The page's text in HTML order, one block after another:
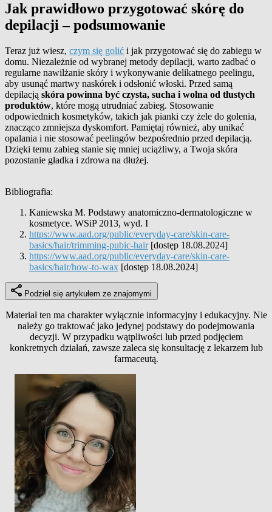
Jak prawidłowo przygotować skórę do
depilacji – podsumowanie
Teraz już wiesz, czym się golić i jak przygotować się do zabiegu w
domu. Niezależnie od wybranej metody depilacji, warto zadbać o
regularne nawilżanie skóry i wykonywanie delikatnego peelingu,
aby usunąć martwy naskórek i odsłonić włoski. Przed samą
depilacją skóra powinna być czysta, sucha i wolna od tłustych
produktów, które mogą utrudniać zabieg. Stosowanie
odpowiednich kosmetyków, takich jak pianki czy żele do golenia,
znacząco zmniejsza dyskomfort. Pamiętaj również, aby unikać
opalania i nie stosować peelingów bezpośrednio przed depilacją.
Dzięki temu zabieg stanie się mniej uciążliwy, a Twoja skóra
pozostanie gładka i zdrowa na dłużej.
Bibliografia:
Kaniewska M. Podstawy anatomiczno-dermatologiczne w
kosmetyce. WSiP 2013, wyd. I
https://www.aad.org/public/everyday-care/skin-care-
basics/hair/trimming-pubic-hair [dostęp 18.08.2024]
https://www.aad.org/public/everyday-care/skin-care-
basics/hair/how-to-wax [dostęp 18.08.2024]
Podziel się artykułem ze znajomymi
Materiał ten ma charakter wyłącznie informacyjny i edukacyjny. Nie
należy go traktować jako jedynej podstawy do podejmowania
decyzji. W przypadku wątpliwości lub przed podjęciem
konkretnych działań, zawsze zaleca się konsultację z lekarzem lub
farmaceutą.